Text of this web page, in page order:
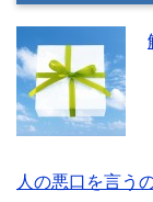
人の悪口を言う